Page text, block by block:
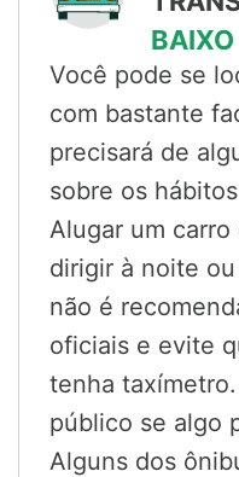
BAIXO
Você pode se
com bastante
precisará de
sobre os
Alugar um
dirigir à noite
não é
oficiais e evite
tenha
público se algo
Alguns dos